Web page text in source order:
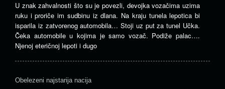
U znak zahvalnosti što su je povezli, devojka vozačima uzima
ruku i proriče im sudbinu iz dlana. Na kraju tunela lepotica bi
isparila iz zatvorenog automobila… Stoji uz put za tunel Učka.
Čeka automobile u kojima je samo vozač. Podiže palac….
Njenoj eteričnoj lepoti i dugo
Obelezeni najstarija nacija